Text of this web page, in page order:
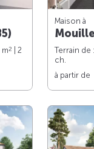
m2
| 2
Maison à
Terrain de
ch.
à partir de